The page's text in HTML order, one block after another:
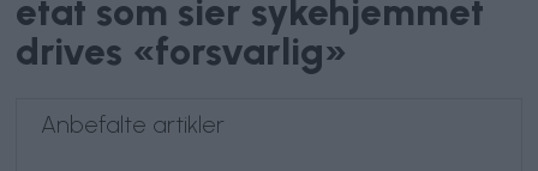
etat som sier sykehjemmet
drives «forsvarlig»
Anbefalte artikler